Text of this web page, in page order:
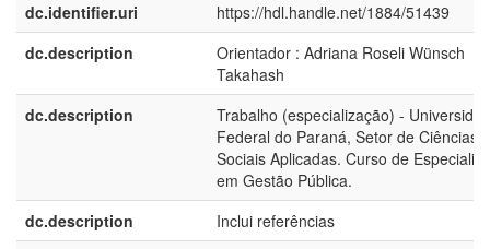
dc.identifier.uri
https://hdl.handle.net/1884/51439
dc.description
Orientador : Adriana Roseli Wünsch
Takahash
dc.description
Trabalho (especialização) -
Federal do Paraná, Setor de Ciências
Sociais Aplicadas. Curso de
em Gestão Pública.
dc.description
Inclui referências